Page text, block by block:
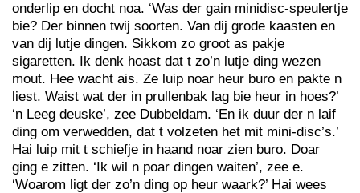
onderlip en docht noa. ‘Was der gain minidisc-speulertje
bie? Der binnen twij soorten. Van dij grode kaasten en
van dij lutje dingen. Sikkom zo groot as pakje
sigaretten. Ik denk hoast dat t zo’n lutje ding wezen
mout. Hee wacht ais. Ze luip noar heur buro en pakte n
liest. Waist wat der in prullenbak lag bie heur in hoes?’
‘n Leeg deuske’, zee Dubbeldam. ‘En ik duur der n laif
ding om verwedden, dat t volzeten het mit mini-disc’s.’
Hai luip mit t schiefje in haand noar zien buro. Doar
ging e zitten. ‘Ik wil n poar dingen waiten’, zee e.
‘Woarom ligt der zo’n ding op heur waark?’ Hai wees